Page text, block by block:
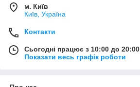
м. Київ
Київ, Україна
Контакти
Сьогодні працює з 10:00 до 20:00
Показати весь графік роботи